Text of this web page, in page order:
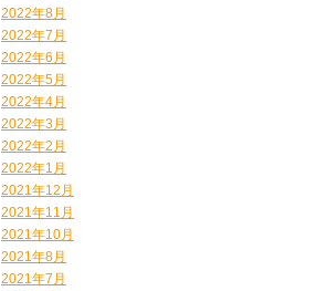
2022年8月
2022年7月
2022年6月
2022年5月
2022年4月
2022年3月
2022年2月
2022年1月
2021年12月
2021年11月
2021年10月
2021年8月
2021年7月